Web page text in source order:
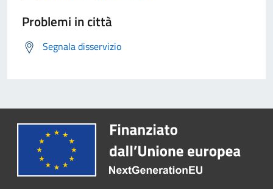
Problemi in città
Segnala disservizio